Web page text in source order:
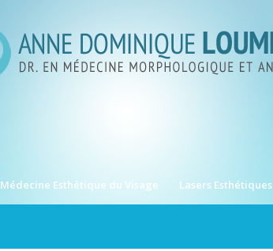
Médecine Esthétique du Visage Lasers Esthétiques